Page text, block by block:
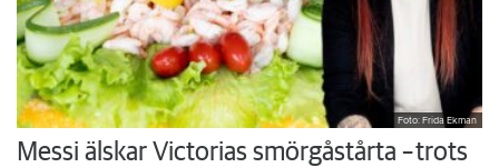
Foto: Frida Ekman
Messi älskar Victorias smörgåstårta – trots